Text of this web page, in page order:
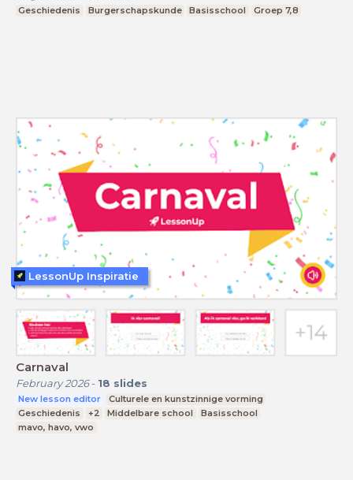
Geschiedenis Burgerschapskunde Basisschool Groep 7,8
Carnaval
February 2026- 18 slides
New lesson editor
Culturele en kunstzinnige vorming
Geschiedenis
+2 Middelbare school
Basisschool
mavo, havo, vwo
LessonUp Inspiratie